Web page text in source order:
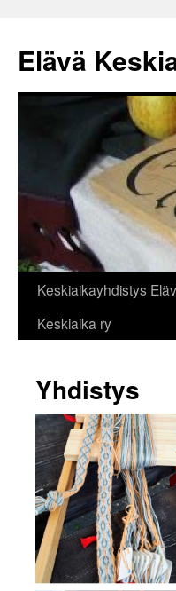
Elävä
Keskiaikayhdistys
Keskiaika ry
Yhdistys